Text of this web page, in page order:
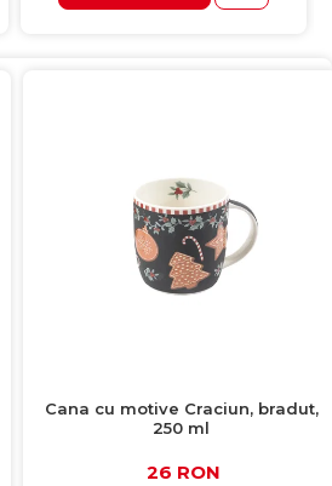
Cana cu motive Craciun, bradut,
250 ml
26 RON